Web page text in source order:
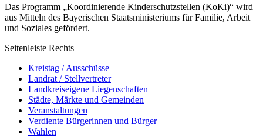
Das Programm „Koordinierende Kinderschutzstellen (KoKi)“ wird
aus Mitteln des Bayerischen Staatsministeriums für Familie, Arbeit
und Soziales gefördert.
Seitenleiste Rechts
Kreistag / Ausschüsse
Landrat / Stellvertreter
Landkreiseigene Liegenschaften
Städte, Märkte und Gemeinden
Veranstaltungen
Verdiente Bürgerinnen und Bürger
Wahlen